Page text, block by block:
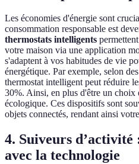
Les économies d'énergie sont
consommation responsable est
thermostats intelligents
votre maison via une application
s'adaptent à vos habitudes de vie
énergétique. Par exemple, selon
thermostat intelligent peut réduire
30%. Ainsi, en plus d'être un choix
écologique. Ces dispositifs sont
objets connectés, rendant ainsi
4. Suiveurs
avec la technologie